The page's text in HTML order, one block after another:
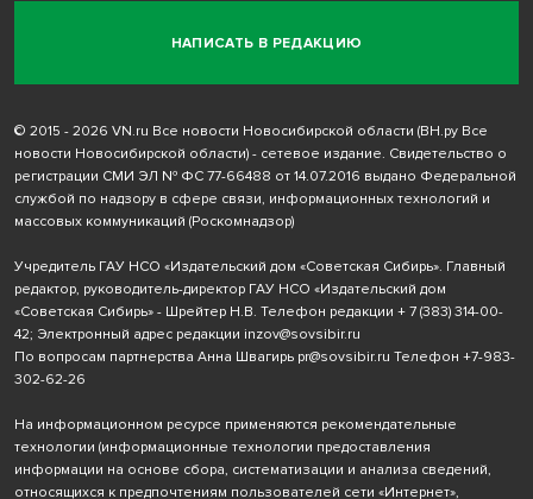
НАПИСАТЬ В РЕДАКЦИЮ
© 2015 - 2026 VN.ru Все новости Новосибирской области (ВН.ру Все
новости Новосибирской области) - сетевое издание. Свидетельство о
регистрации СМИ ЭЛ № ФС 77-66488 от 14.07.2016 выдано Федеральной
службой по надзору в сфере связи, информационных технологий и
массовых коммуникаций (Роскомнадзор)
Учредитель ГАУ НСО «Издательский дом «Советская Сибирь». Главный
редактор, руководитель-директор ГАУ НСО «Издательский дом
«Советская Сибирь» - Шрейтер Н.В. Телефон редакции + 7 (383) 314-00-
42; Электронный адрес редакции inzov@sovsibir.ru
По вопросам партнерства Анна Швагирь pr@sovsibir.ru Телефон +7-983-
302-62-26
На информационном ресурсе применяются рекомендательные
технологии (информационные технологии предоставления
информации на основе сбора, систематизации и анализа сведений,
относящихся к предпочтениям пользователей сети «Интернет»,